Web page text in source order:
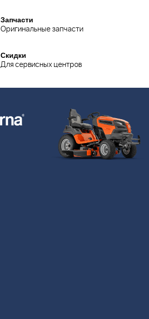
Запчасти
Оригинальные запчасти
Скидки
Для сервисных центров